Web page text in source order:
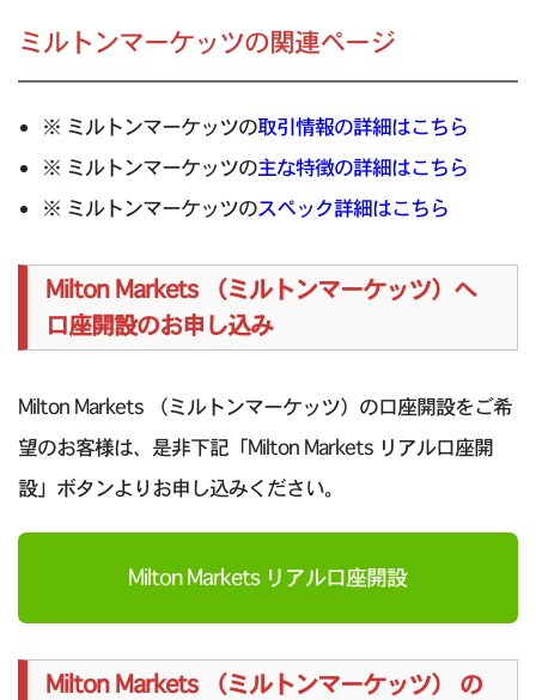
ミルトンマーケッツの関連ページ
※ ミルトンマーケッツの取引情報の詳細はこちら
※ ミルトンマーケッツの主な特徴の詳細はこちら
※ ミルトンマーケッツのスペック詳細はこちら
Milton Markets （ミルトンマーケッツ）へ
口座開設のお申し込み
Milton Markets （ミルトンマーケッツ）の口座開設をご希
望のお客様は、是非下記「Milton Markets リアル口座開
設」ボタンよりお申し込みください。
Milton Markets リアル口座開設
Milton Markets （ミルトンマーケッツ） の